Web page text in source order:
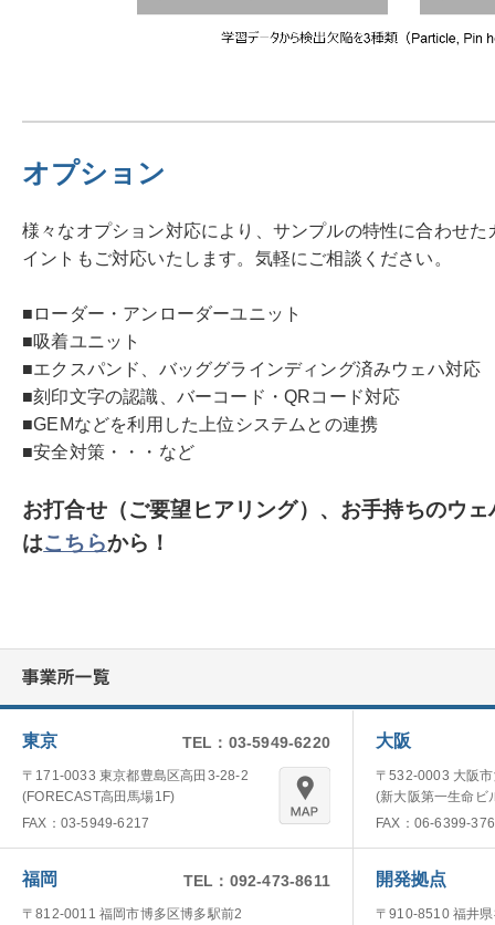
オプション
様々なオプション対応により、サンプルの特性に合わせ
イントもご対応いたします。気軽にご相談ください。
■ローダー・アンローダーユニット
■吸着ユニット
■エクスパンド、バッググラインディング済みウェハ対応
■刻印文字の認識、バーコード・QRコード対応
■GEMなどを利用した上位システムとの連携
■安全対策・・・など
お打合せ（ご要望ヒアリング）、お手持ちのウ
はこちらから！
東京 TEL：03-5949-6220
〒171-0033 東京都豊島区高田3-28-2
(FORECAST高田馬場1F)
FAX：03-5949-6217
大阪
〒532-0003 大阪
(新大阪第一生命ビ
FAX：06-6399-
福岡 TEL：092-473-8611
〒812-0011 福岡市博多区博多駅前2
開発拠点
〒910-8510 福井